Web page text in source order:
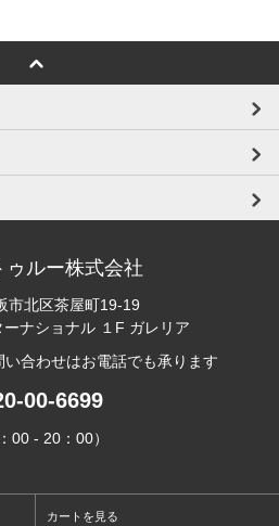
ゥルー株式会社
市北区茶屋町19-19
ナショナル １F ガレリア
合わせはお電話でも承ります
00-6699
00 - 20：00）
カートを見る